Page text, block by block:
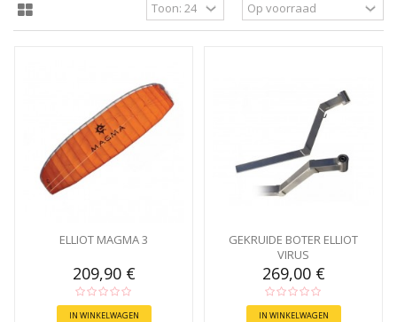
ELLIOT MAGMA 3
209,90 €
IN WINKELWAGEN
GEKRUIDE BOTER ELLIOT
VIRUS
269,00 €
IN WINKELWAGEN